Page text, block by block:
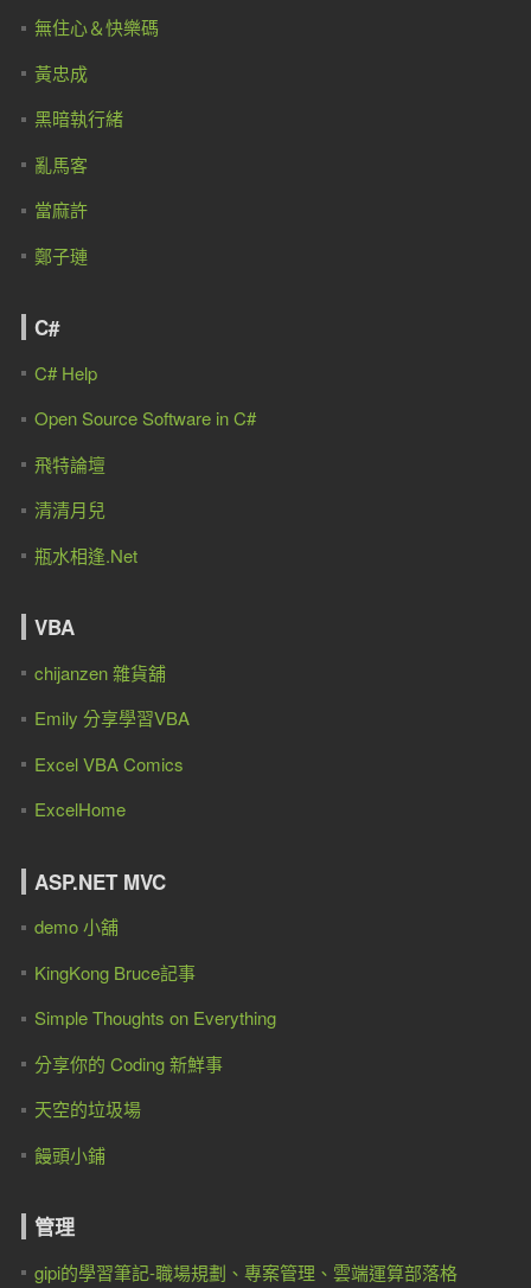
無住心＆快樂碼
黃忠成
黑暗執行緒
亂馬客
當麻許
鄭子璉
C#
C# Help
Open Source Software in C#
飛特論壇
清清月兒
瓶水相逢.Net
VBA
chijanzen 雜貨舖
Emily 分享學習VBA
Excel VBA Comics
ExcelHome
ASP.NET MVC
demo 小舖
KingKong Bruce記事
Simple Thoughts on Everything
分享你的 Coding 新鮮事
天空的垃圾場
饅頭小鋪
管理
gipi的學習筆記-職場規劃、專案管理、雲端運算部落格